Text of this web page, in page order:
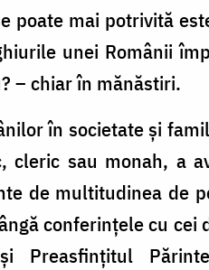
mai potrivită
unei Românii
– chiar în mănăstiri.
în societate și
sau monah, a
de multitudinea de
conferințele cu cei